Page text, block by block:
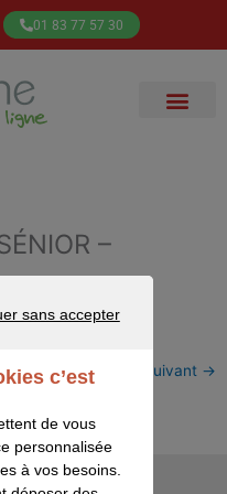
01 83 77 57 30
–
Produit suivant →
sans accepter
c’est
de vous
personnalisée
à vos besoins.